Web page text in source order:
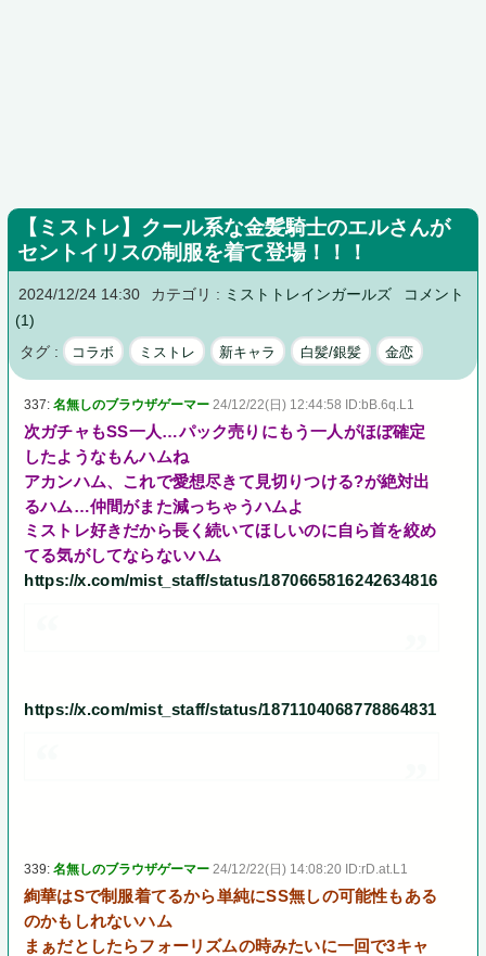
【ミストレ】クール系な金髪騎士のエルさんが
セントイリスの制服を着て登場！！！
2024/12/24 14:30 カテゴリ : ミストトレインガールズ
コメント
(1)
タグ :
コラボ ミストレ 新キャラ 白髪/銀髪 金恋
337:名無しのブラウザゲーマー 24/12/22(日) 12:44:58 ID:bB.6q.L1
次ガチャもSS一人…パック売りにもう一人がほぼ確定
したようなもんハムね
アカンハム、これで愛想尽きて見切りつける?が絶対出
るハム…仲間がまた減っちゃうハムよ
ミストレ好きだから長く続いてほしいのに自ら首を絞め
てる気がしてならないハム
https://x.com/mist_staff/status/1870665816242634816
https://x.com/mist_staff/status/1871104068778864831
339:名無しのブラウザゲーマー 24/12/22(日) 14:08:20 ID:rD.at.L1
絢華はSで制服着てるから単純にSS無しの可能性もある
のかもしれないハム
まぁだとしたらフォーリズムの時みたいに一回で3キャ